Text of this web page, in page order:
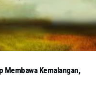
Membawa Kemalangan,